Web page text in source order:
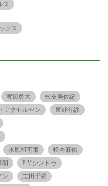
ス
クス
渡辺勇大
松友美佐紀
アクセルセン
東野有紗
永原和可那
松本麻佑
朗
P.V.シンドゥ
ン
志田千陽